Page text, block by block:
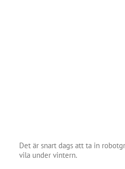
Det är snart dags att ta in
vila under vintern.